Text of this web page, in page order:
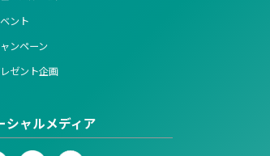
ント
ンペーン
ゼント企画
シャルメディア